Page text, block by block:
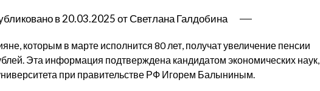
в20.03.2025отСветлана Галдобина
которым в марте исполнится 80 лет, получат увеличение пенсии
Эта информация подтверждена кандидатом экономических наук,
при правительстве РФ Игорем Балыниным.